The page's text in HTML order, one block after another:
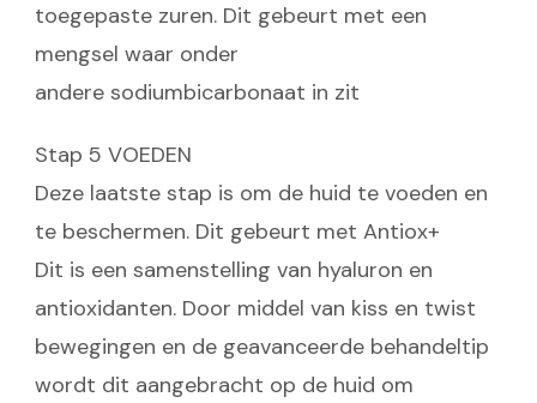
toegepaste zuren. Dit gebeurt met een
mengsel waar onder
andere sodiumbicarbonaat in zit
Stap 5 VOEDEN
Deze laatste stap is om de huid te voeden en
te beschermen. Dit gebeurt met Antiox+
Dit is een samenstelling van hyaluron en
antioxidanten. Door middel van kiss en twist
bewegingen en de geavanceerde behandeltip
wordt dit aangebracht op de huid om